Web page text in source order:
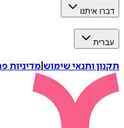
דברו איתנו
עברית
תקנון ותנאי שימוש מדיניות